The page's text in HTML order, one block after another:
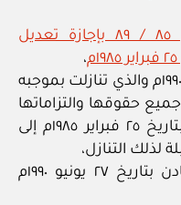
المرسوم السلطاني رقم ٨٥ / ٨٩ بإجازة تعديل
،
وعلى عقد التنازل المؤرخ ١٢ يوليو ١٩٩٠م والذي تنازلت بموجبه
حقوقها والتزاماتها
في الاتفاقية النفطية الموقعة بتاريخ ٢٥ فبراير ١٩٨٥م إلى
لذلك التنازل،
وعلى خطاب وزير النفط والمعادن بتاريخ ٢٧ يونيو ١٩٩٠م